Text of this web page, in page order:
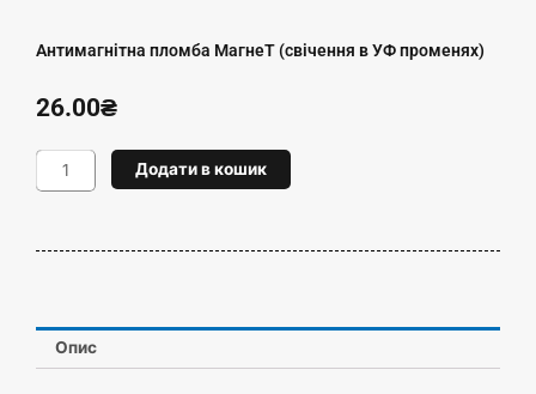
Антимагнітна пломба МагнеТ (свічення в УФ променях)
26.00₴
Антимагнітна
пломба
кількість
Додати в кошик
Опис